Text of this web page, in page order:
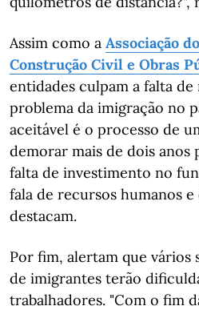
Assim como a Associação
Construção Civil e Obras
entidades culpam a falta de
problema da imigração no
aceitável é o processo de
demorar mais de dois anos
falta de investimento no
fala de recursos humanos
destacam.
Por fim, alertam que vários
de imigrantes terão
trabalhadores. "Com o fim